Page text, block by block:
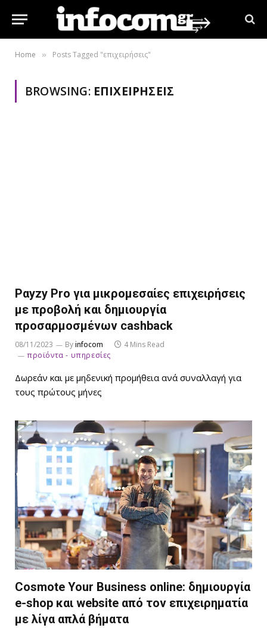
Home » Posts Tagged "επιχειρήσεις"
BROWSING: ΕΠΙΧΕΙΡΉΣΕΙΣ
Pαyzy Pro για μικρομεσαίες επιχειρήσεις
με προβολή και δημιουργία
προσαρμοσμένων cashback
08/11/2023 Byinfocom
4 Mins Read
προϊόντα - υπηρεσίες
Δωρεάν και με μηδενική προμήθεια ανά συναλλαγή για
τους πρώτους μήνες
Cosmote Your Business online: δημιουργία
e-shop και website από τον επιχειρηματία
με λίγα απλά βήματα